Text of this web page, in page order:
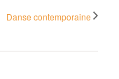
Danse contemporaine